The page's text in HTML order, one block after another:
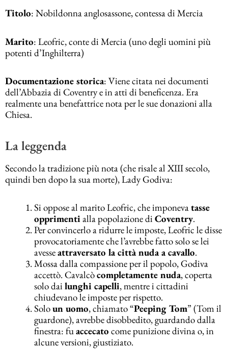
Titolo: Nobildonna anglosassone, contessa di Mercia
Marito: Leofric, conte di Mercia (uno degli uomini più
potenti d’Inghilterra)
Documentazione storica: Viene citata nei documenti
dell’Abbazia di Coventry e in atti di beneficenza. Era
realmente una benefattrice nota per le sue donazioni alla
Chiesa.
La leggenda
Secondo la tradizione più nota (che risale al XIII secolo,
quindi ben dopo la sua morte), Lady Godiva:
Si oppose al marito Leofric, che imponevatasse
opprimentialla popolazione di Coventry.
Per convincerlo a ridurre le imposte, Leofric le disse
provocatoriamente che l’avrebbe fatto solo se lei
avesseattraversato la città nuda a cavallo.
Mossa dalla compassione per il popolo, Godiva
accettò. Cavalcòcompletamente nuda, coperta
solo dai lunghi capelli, mentre i cittadini
chiudevano le imposte per rispetto.
Soloun uomo, chiamato “Peeping Tom” (Tom il
guardone), avrebbe disobbedito, guardando dalla
finestra: fuaccecato come punizione divina o, in
alcune versioni, giustiziato.